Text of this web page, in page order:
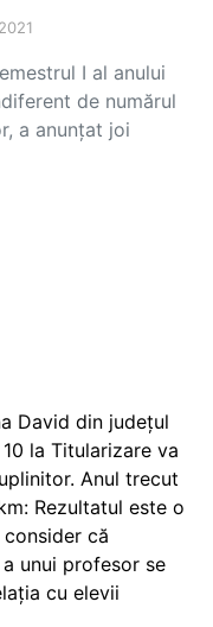
I al anului
de numărul
a anunțat joi
David din județul
la Titularizare va
Anul trecut
Rezultatul este o
că
unui profesor se
cu elevii